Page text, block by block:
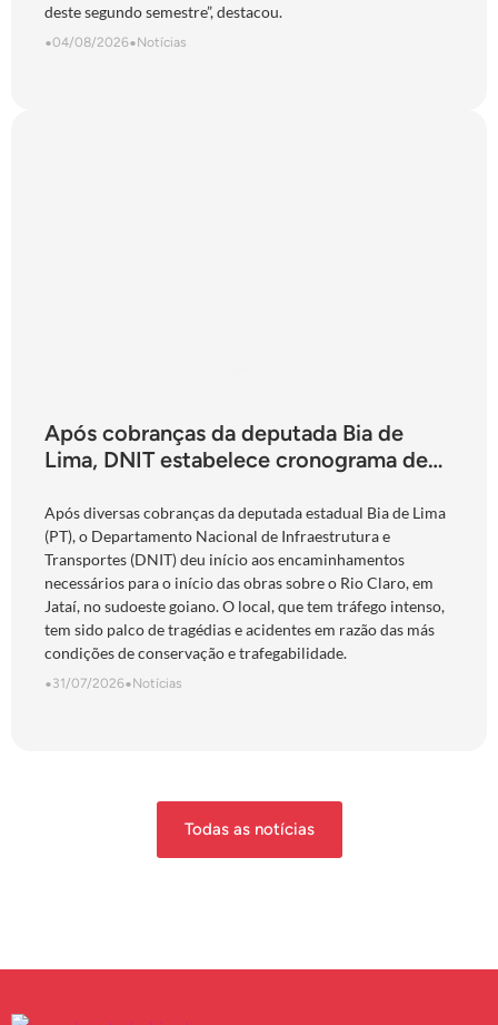
deste segundo semestre”, destacou.
•04/08/2026•Notícias
Após cobranças da deputada Bia de
Lima, DNIT estabelece cronograma de
Jataí
Após diversas cobranças da deputada estadual Bia de Lima
(PT), o Departamento Nacional de Infraestrutura e
Transportes (DNIT) deu início aos encaminhamentos
necessários para o início das obras sobre o Rio Claro, em
Jataí, no sudoeste goiano. O local, que tem tráfego intenso,
tem sido palco de tragédias e acidentes em razão das más
condições de conservação e trafegabilidade.
•31/07/2026•Notícias
Todas as notícias